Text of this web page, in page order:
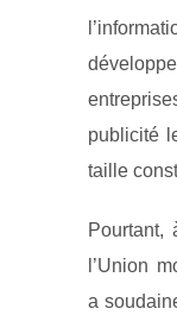
publicité
taille
l’Union
a